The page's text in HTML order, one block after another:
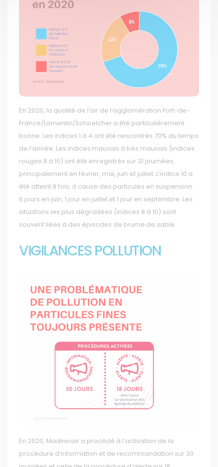
En 2020, la qualité de l’air de l’agglomération Fort-de-
France/Lamentin/Schoelcher a été particulièrement
bonne. Les indices 1 à 4 ont été rencontrés 70% du temps
de l’année. Les indices mauvais à très mauvais (indices
rouges 8 à 10) ont été enregistrés sur 31 journées,
principalement en février, mai, juin et juillet. L’indice 10 a
été atteint 8 fois, à cause des particules en suspension :
6 jours en juin, 1 jour en juillet et 1 jour en septembre. Les
situations les plus dégradées (indices 8 à 10) sont
souvent liées à des épisodes de brume de sable.
VIGILANCES POLLUTION
En 2020, Madininair a procédé à l’activation de la
procédure d’information et de recommandation sur 30